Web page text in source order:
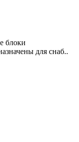
блоки
для снаб..